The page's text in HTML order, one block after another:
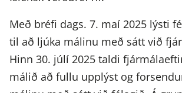
Með bréfi dags. 7. maí 2025 lýsti
til að ljúka málinu með sátt við
Hinn 30. júlí 2025 taldi
málið að fullu upplýst og